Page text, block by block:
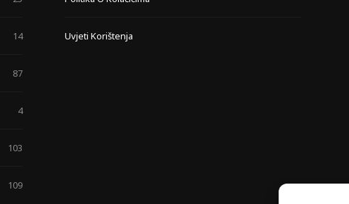
14
87
4
103
109
Uvjeti Korištenja